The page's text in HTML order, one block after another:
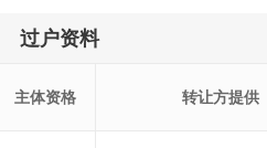
过户资料
主体资格 转让方提供